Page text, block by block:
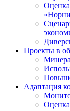
Оценка
Проекты в
Адаптация